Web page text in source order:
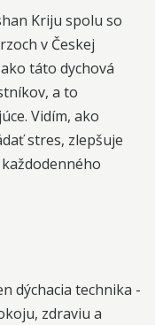
Kriju spolu so
v Českej
táto dychová
a to
Vidím, ako
stres, zlepšuje
dýchacia technika -
zdraviu a